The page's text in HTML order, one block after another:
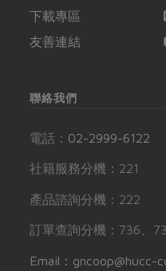
下載專區
友善連結
聯絡我們
電話： 02-2999-6122
社籍服務分機：221
產品諮詢分機：222
訂單查詢分機：736、
Email：gncoop@hucc-